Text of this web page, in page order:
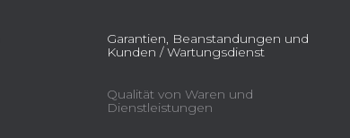
Garantien, Beanstandungen und
Kunden / Wartungsdienst
Qualität von Waren und
Dienstleistungen